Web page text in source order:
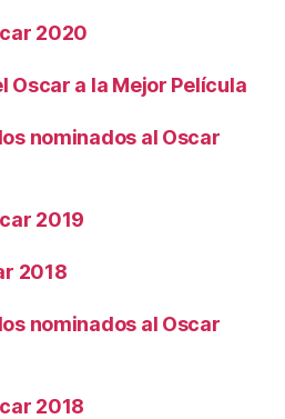
2020
Oscar a la Mejor Película
nominados al Oscar
2019
2018
nominados al Oscar
2018